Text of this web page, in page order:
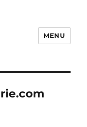
MENU